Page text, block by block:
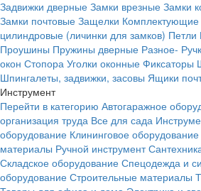
Задвижки дверные Замки врезные Замки
Замки почтовые Защелки Комплектующие
цилиндровые (личинки для замков) Петли
Проушины Пружины дверные Разное-
окон Стопора Уголки оконные Фиксаторы
Шпингалеты, задвижки, засовы Ящики
Инструмент
Перейти в категорию Автогаражное
организация труда Все для сада
оборудование Клининговое оборудование
материалы Ручной инструмент
Складское оборудование Спецодежда и
оборудование Строительные материалы